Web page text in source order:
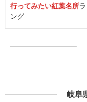
行ってみたい紅葉名所
ング
岐阜